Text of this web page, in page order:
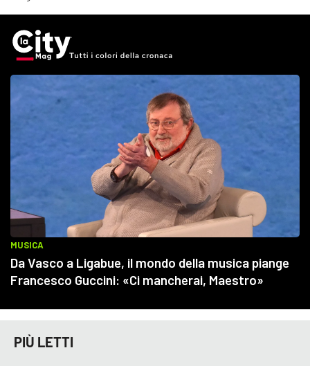
PIÙ LETTI